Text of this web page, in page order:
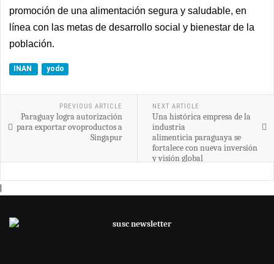
promoción de una alimentación segura y saludable, en
línea con las metas de desarrollo social y bienestar de la
población.
INAN yodo
PREVIOUS ARTICLE
Paraguay logra autorización
para exportar ovoproductos a
Singapur
NEXT ARTICLE
Una histórica empresa de la
industria
alimenticia paraguaya se
fortalece con nueva inversión
y visión global